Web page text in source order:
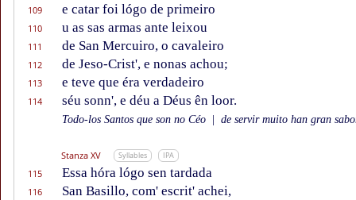
109 e catar foi lógo de primeiro
110 u as sas armas ante leixou
111 de San Mercuiro, o cavaleiro
112 de Jeso-Crist', e nonas achou;
113 e teve que éra verdadeiro
114 séu sonn', e déu a Déus ên loor.
Todo-los Santos que son no Céo de servir muito han gran
Stanza XV Syllables IPA
115 Essa hóra lógo sen tardada
116 San Basillo, com' escrit' achei,